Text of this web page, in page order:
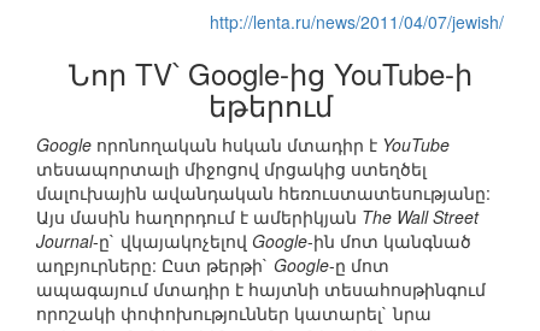
http://lenta.ru/news/2011/04/07/jewish/
Նոր TV՝ Google-ից YouTube-ի
եթերում
Google որոնողական հսկան մտադիր է YouTube
տեսապորտալի միջոցով մրցակից ստեղծել
մալուխային ավանդական հեռուստատեսությանը:
Այս մասին հաղորդում է ամերիկյան The Wall Street
Journal-ը` վկայակոչելով Google-ին մոտ կանգնած
աղբյուրները: Ըստ թերթի` Google-ը մոտ
ապագայում մտադիր է հայտնի տեսահոսթինգում
որոշակի փոփոխություններ կատարել` նրա